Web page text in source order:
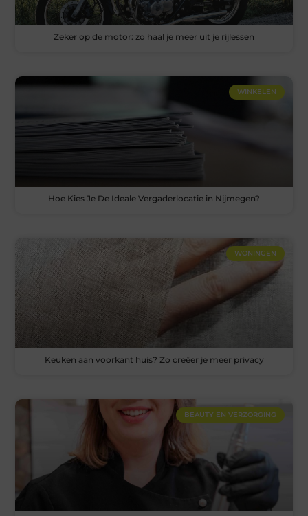
Zeker op de motor: zo haal je meer uit je rijlessen
WINKELEN
Hoe Kies Je De Ideale Vergaderlocatie in Nijmegen?
WONINGEN
Keuken aan voorkant huis? Zo creëer je meer privacy
BEAUTY EN VERZORGING